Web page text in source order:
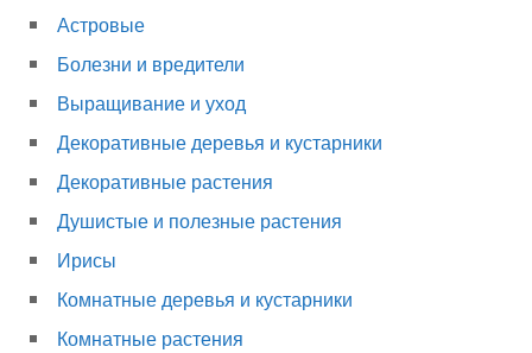
Астровые
Болезни и вредители
Выращивание и уход
Декоративные деревья и кустарники
Декоративные растения
Душистые и полезные растения
Ирисы
Комнатные деревья и кустарники
Комнатные растения